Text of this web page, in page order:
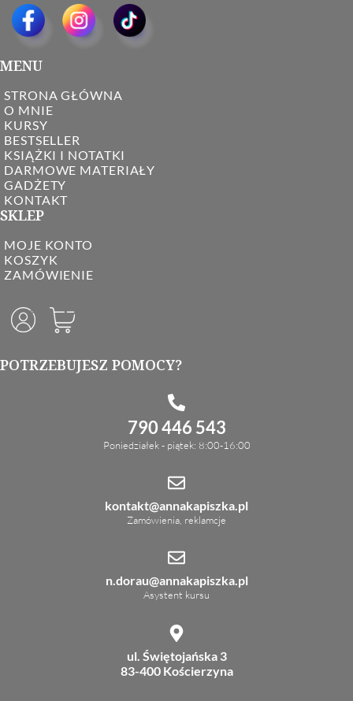
MENU
STRONA GŁÓWNA
O MNIE
KURSY
BESTSELLER
KSIĄŻKI I NOTATKI
DARMOWE MATERIAŁY
GADŻETY
KONTAKT
SKLEP
MOJE KONTO
KOSZYK
ZAMÓWIENIE
POTRZEBUJESZ POMOCY?
790 446 543
Poniedziałek - piątek: 8:00-16:00
kontakt@annakapiszka.pl
Zamówienia, reklamcje
n.dorau@annakapiszka.pl
Asystent kursu
ul. Świętojańska 3
83-400 Kościerzyna